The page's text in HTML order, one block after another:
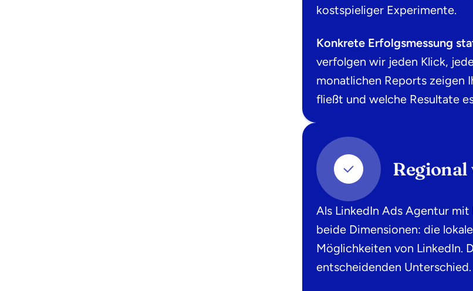
kostspieliger Experimente.
Konkrete Erfolgsmessung
verfolgen wir jeden Klick,
monatlichen Reports zeigen
fließt und welche Resultate
Als LinkedIn Ads Agentur
beide Dimensionen: die
Möglichkeiten von LinkedIn.
entscheidenden Unterschied.